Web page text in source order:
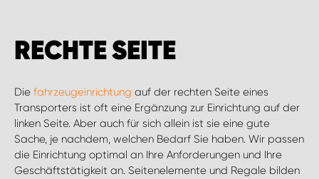
RECHTE SEITE
Die fahrzeugeinrichtung auf der rechten Seite eines
Transporters ist oft eine Ergänzung zur Einrichtung auf der
linken Seite. Aber auch für sich allein ist sie eine gute
Sache, je nachdem, welchen Bedarf Sie haben. Wir passen
die Einrichtung optimal an Ihre Anforderungen und Ihre
Geschäftstätigkeit an. Seitenelemente und Regale bilden
WORK SYSTEM ANTWERPEN
WORK SYSTEM ARDENNES
WORK SYSTEM BRÜSSEL
WORK SYSTEM LIMBURG-KEMPEN